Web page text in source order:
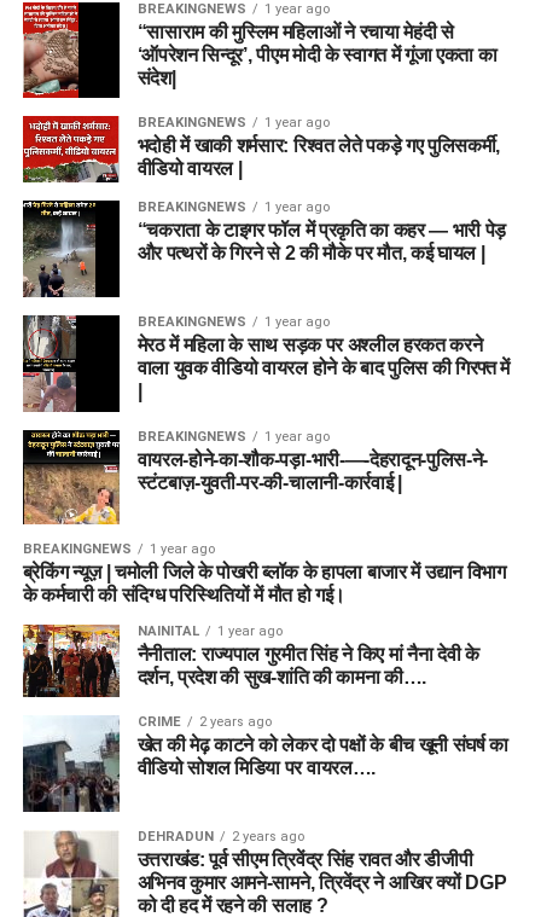
BREAKINGNEWS 1 year ago
“सासाराम की मुस्लिम महिलाओं ने रचाया मेहंदी से
‘ऑपरेशन सिन्दूर’, पीएम मोदी के स्वागत में गूंजा एकता का
संदेश|
BREAKINGNEWS 1 year ago
भदोही में खाकी शर्मसार: रिश्वत लेते पकड़े गए पुलिसकर्मी,
वीडियो वायरल |
BREAKINGNEWS 1 year ago
“चकराता के टाइगर फॉल में प्रकृति का कहर — भारी पेड़
और पत्थरों के गिरने से 2 की मौके पर मौत, कई घायल |
BREAKINGNEWS 1 year ago
मेरठ में महिला के साथ सड़क पर अश्लील हरकत करने
वाला युवक वीडियो वायरल होने के बाद पुलिस की गिरफ्त में
BREAKINGNEWS 1 year ago
वायरल-होने-का-शौक-पड़ा-भारी-—-देहरादून-पुलिस-ने-
स्टंटबाज़-युवती-पर-की-चालानी-कार्रवाई |
BREAKINGNEWS 1 year ago
ब्रेकिंग न्यूज़ | चमोली जिले के पोखरी ब्लॉक के हापला बाजार में उद्यान विभाग
के कर्मचारी की संदिग्ध परिस्थितियों में मौत हो गई।
NAINITAL 1 year ago
नैनीताल: राज्यपाल गुरमीत सिंह ने किए मां नैना देवी के
दर्शन, प्रदेश की सुख-शांति की कामना की….
CRIME 2 years ago
खेत की मेढ़ काटने को लेकर दो पक्षों के बीच खूनी संघर्ष का
वीडियो सोशल मिडिया पर वायरल….
DEHRADUN 2 years ago
उत्तराखंड: पूर्व सीएम त्रिवेंद्र सिंह रावत और डीजीपी
अभिनव कुमार आमने-सामने, त्रिवेंद्र ने आखिर क्यों DGP
को दी हद में रहने की सलाह ?